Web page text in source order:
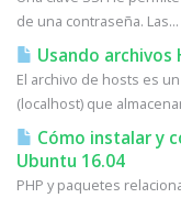
de una contraseña. Las...
Usando
El archivo de hosts es
(localhost) que
Cómo instalar y
Ubuntu 16.04
PHP y paquetes